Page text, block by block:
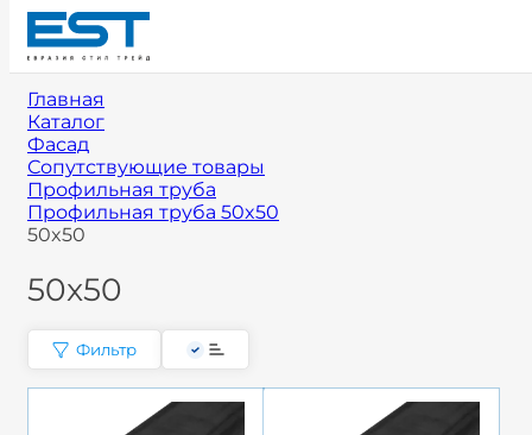
Главная
Каталог
Фасад
Сопутствующие товары
Профильная труба
Профильная труба 50x50
50x50
50x50
Фильтр